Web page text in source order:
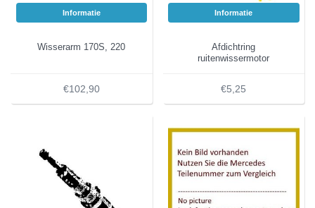
Informatie
Wisserarm 170S, 220
€102,90
Informatie
Afdichtring
ruitenwissermotor
€5,25